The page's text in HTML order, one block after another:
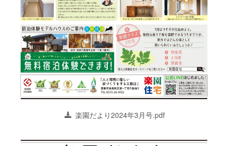
楽園だより2024年3月号.pdf